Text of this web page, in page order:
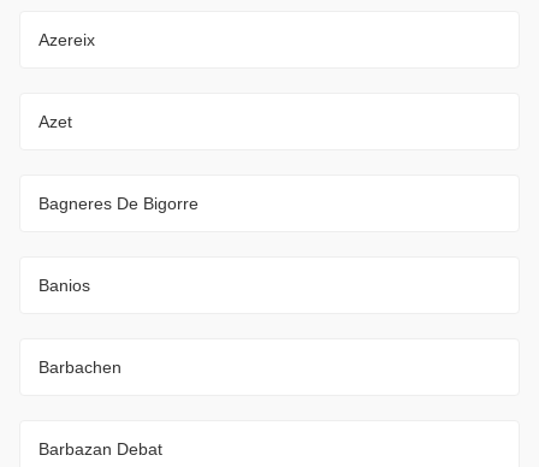
Azereix
Azet
Bagneres De Bigorre
Banios
Barbachen
Barbazan Debat